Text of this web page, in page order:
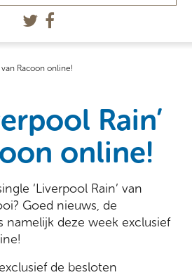
van Racoon online!
Rain’
online!
‘Liverpool Rain’ van
Goed nieuws, de
namelijk deze week exclusief
de besloten